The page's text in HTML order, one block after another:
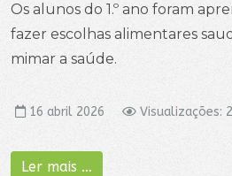
Os alunos do 1.º ano foram
fazer escolhas alimentares
mimar a saúde.
16 abril 2026 Visualizações:
Ler mais …